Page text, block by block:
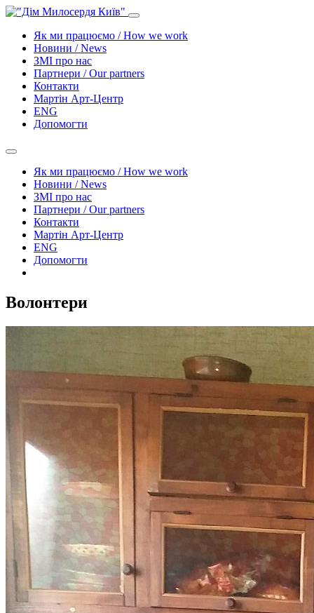
Як ми працюємо / How we work
Новини / News
ЗМІ про нас
Партнери / Our partners
Контакти
Mартін Арт-Центр
ENG
Допомогти
Як ми працюємо / How we work
Новини / News
ЗМІ про нас
Партнери / Our partners
Контакти
Mартін Арт-Центр
ENG
Допомогти
Волонтери